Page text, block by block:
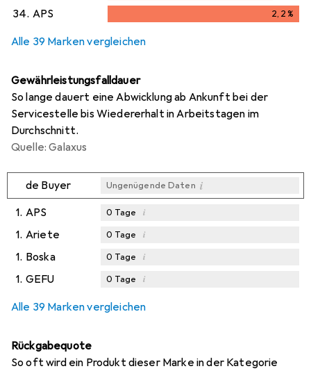
1,9%
34. APS 2,2%
Alle 39 Marken vergleichen
Gewährleistungsfalldauer
So lange dauert eine Abwicklung ab Ankunft bei der
Servicestelle bis Wiedererhalt in Arbeitstagen im
Durchschnitt.
Quelle: Galaxus
de Buyer Ungenügende Daten i
1. APS 0 Tage i
1. Ariete 0 Tage i
1. Boska 0 Tage i
1. GEFU 0 Tage i
Alle 39 Marken vergleichen
Rückgabequote
So oft wird ein Produkt dieser Marke in der Kategorie